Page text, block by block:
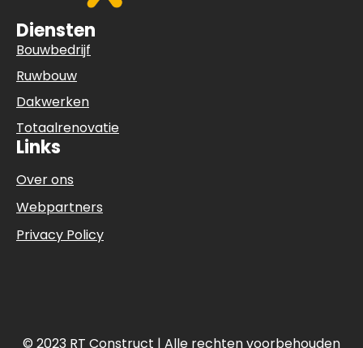
Diensten
Bouwbedrijf
Ruwbouw
Dakwerken
Totaalrenovatie
Links
Over ons
Webpartners
Privacy Policy
© 2023 RT Construct | Alle rechten voorbehouden